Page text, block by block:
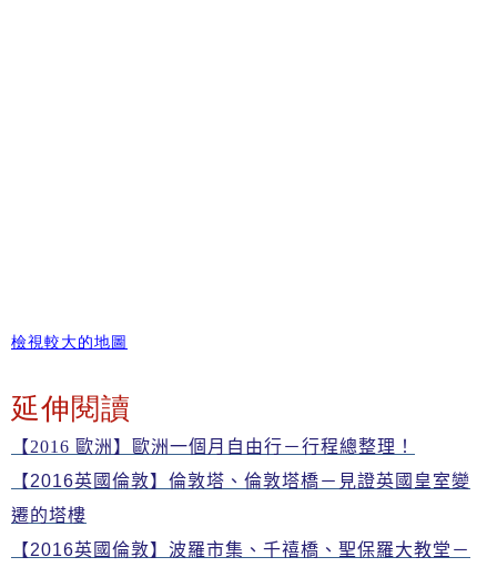
檢視較大的地圖
延伸閱讀
【2016 歐洲】歐洲一個月自由行－行程總整理！
【2016英國倫敦】倫敦塔、倫敦塔橋－見證英國皇室變
遷的塔樓
【2016英國倫敦】波羅市集、千禧橋、聖保羅大教堂－